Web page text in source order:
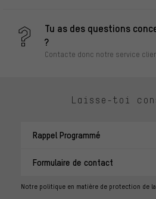
Tu as des questions
?
Contacte donc notre service
Laisse-toi
Rappel Programmé
Formulaire de contact
Notre politique en matière de protection de